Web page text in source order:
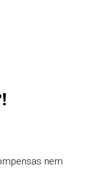
nem